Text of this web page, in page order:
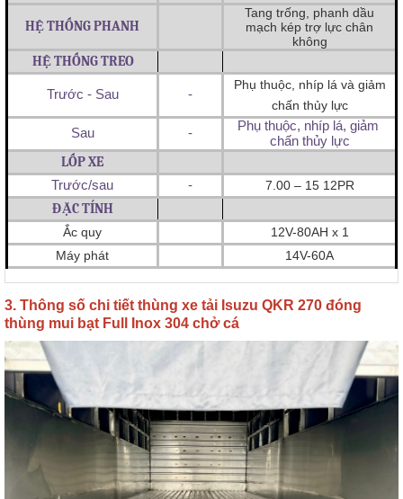
HỆ THỐNG PHANH
Tang trống, phanh dầu
mạch kép trợ lực chân
không
HỆ THỐNG TREO
Trước - Sau -
Phụ thuộc, nhíp lá và giảm
chấn thủy lực
Sau
-
Phụ thuộc, nhíp lá, giảm
chấn thủy lực
LỐP XE
Trước/sau - 7.00 – 15 12PR
ĐẶC TÍNH
Ắc quy
12V-80AH x 1
Máy phát
14V-60A
3. Thông số chi tiết thùng xe tải Isuzu QKR 270 đóng
thùng mui bạt Full Inox 304 chở cá